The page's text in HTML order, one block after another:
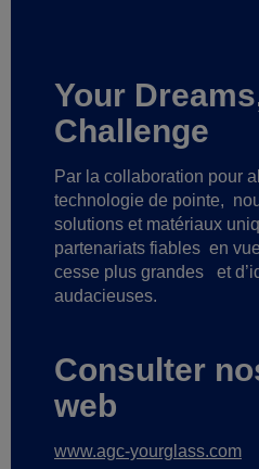
Your
Challenge
Par la collaboration pour
technologie de pointe,
solutions et matériaux
partenariats fiables en
cesse plus grandes
et
audacieuses.
Consulter
web
www.agc-yourglass.com